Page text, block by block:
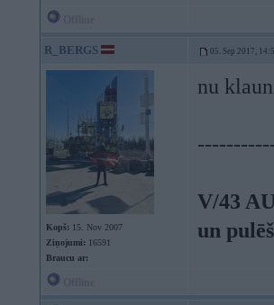
R_BERGS 05. Sep 2017,
Kopš: 15. Nov 2007
Ziņojumi: 16591
Braucu ar:
nu
V/43
un